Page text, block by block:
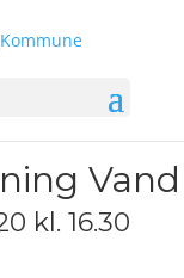
Vand
kl. 16.30